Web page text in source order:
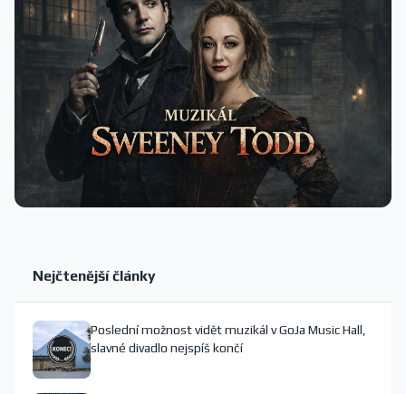
Nejčtenější články
Poslední možnost vidět muzikál v GoJa Music Hall,
slavné divadlo nejspíš končí